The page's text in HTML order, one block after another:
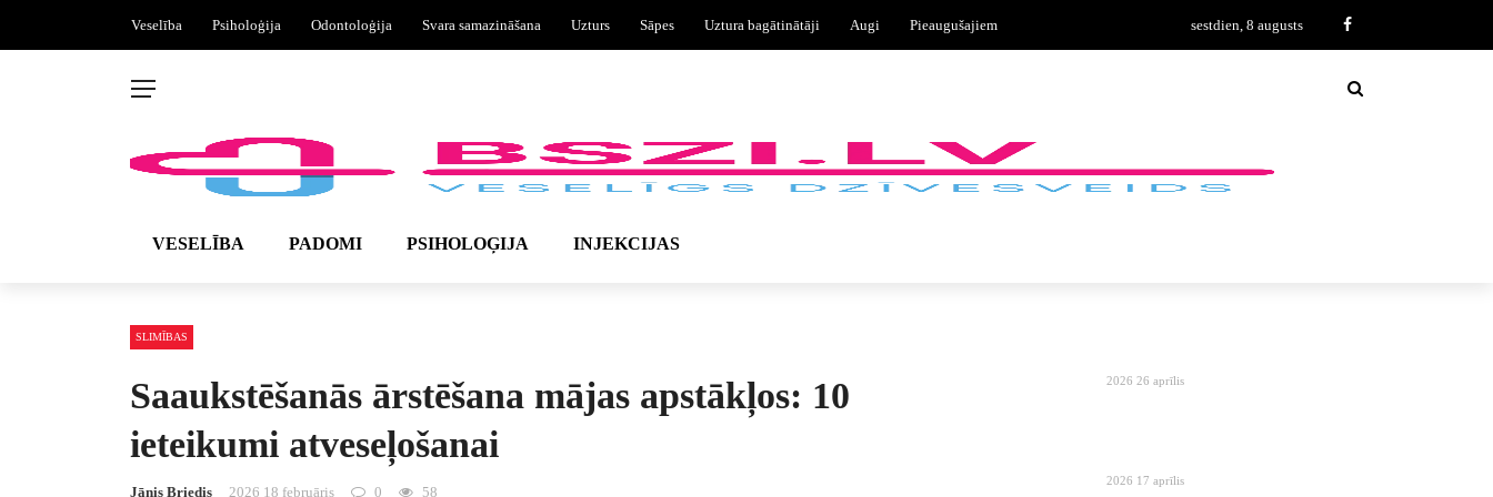
Veselība Psiholoģija Odontoloģija Svara samazināšana Uzturs Sāpes Uztura bagātinātāji Augi Pieaugušajiem sestdien, 8 augusts
VESELĪBA PADOMI PSIHOLOĢIJA INJEKCIJAS
SLIMĪBAS
Saaukstēšanās ārstēšana mājas apstākļos: 10
ieteikumi atveseļošanai
Jānis Briedis 2026 18 februāris 0 58
2026 26 aprīlis
2026 17 aprīlis